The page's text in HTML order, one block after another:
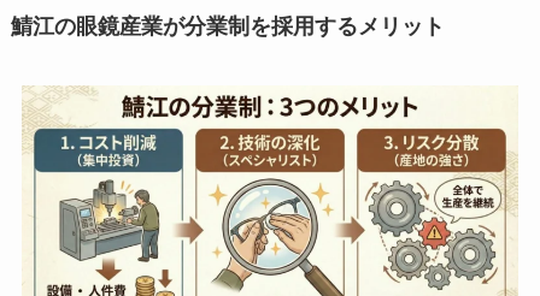
鯖江の眼鏡産業が分業制を採用するメリット